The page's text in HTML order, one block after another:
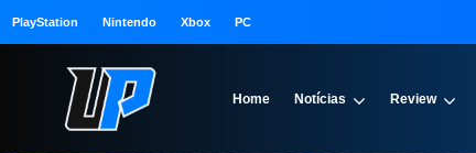
PlayStation Nintendo Xbox PC
Home Notícias Review